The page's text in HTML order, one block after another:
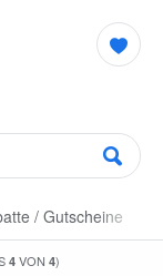
/ Gutscheine
4 VON 4)